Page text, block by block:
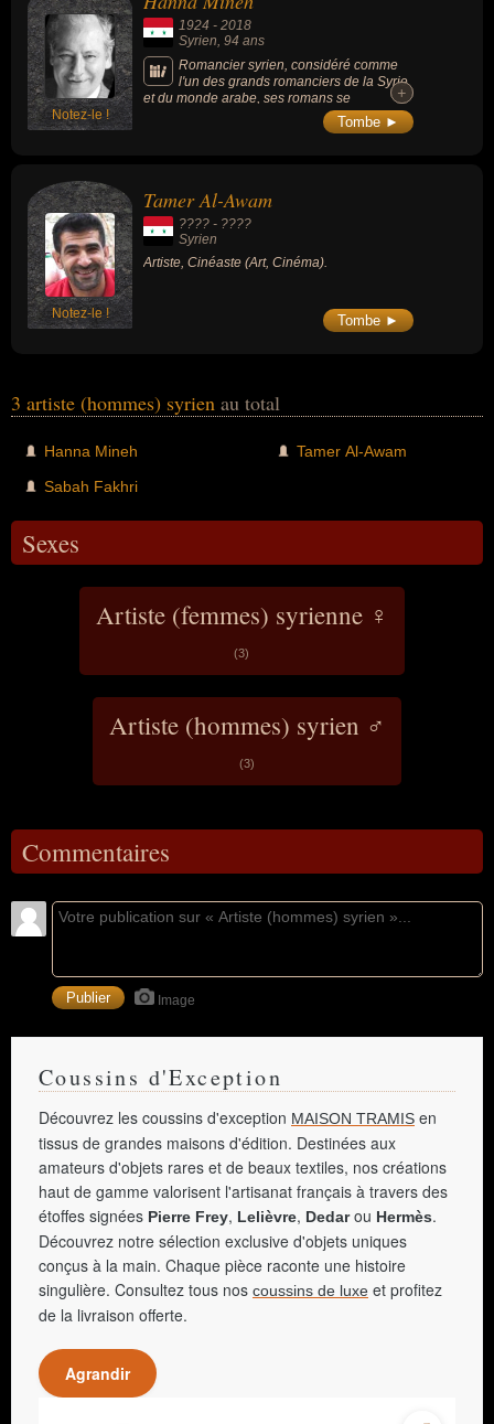
Notez-le !
1924 - 2018
Syrien , 94 ans
Romancier syrien, considéré comme
l'un des grands romanciers de la Syrie
et du monde arabe, ses romans se
caractérisent par le Réalisme. Il a participé à
la fondation de l'Association des écrivains
conflit au bord des navires et les dangers de
la mer.
+
+
Tombe ►
Notez-le !
Tamer Al-Awam
???? - ????
Syrien
Artiste, Cinéaste (Art, Cinéma).
Tombe ►
3 artiste (hommes) syrien au total
Hanna Mineh
Sabah Fakhri
Tamer Al-Awam
Sexes
Artiste (femmes) syrienne ♀
(3)
Artiste (hommes) syrien ♂
(3)
Commentaires
Image
Coussins d'Exception
Découvrez les coussins d'exception MAISON TRAMIS en
tissus de grandes maisons d'édition. Destinées aux
amateurs d'objets rares et de beaux textiles, nos créations
haut de gamme valorisent l'artisanat français à travers des
étoffes signées Pierre Frey, Lelièvre, Dedarou Hermès.
Découvrez notre sélection exclusive d'objets uniques
conçus à la main. Chaque pièce raconte une histoire
singulière. Consultez tous nos coussins de luxe et profitez
de la livraison offerte.
Agrandir